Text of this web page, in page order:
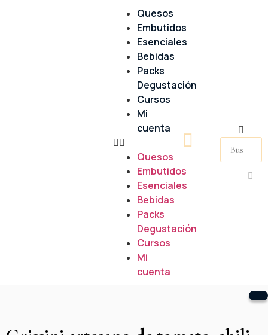
Quesos
Embutidos
Esenciales
Bebidas
Packs
Degustación
Cursos
Mi
cuenta
Quesos
Embutidos
Esenciales
Bebidas
Packs
Degustación
Cursos
Mi
cuenta